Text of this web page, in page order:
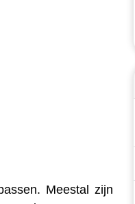
Meestal zijn